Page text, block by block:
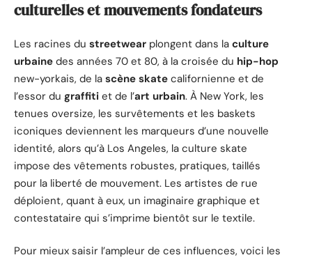
culturelles et mouvements fondateurs
Les racines du streetwear plongent dans la culture
urbaine des années 70 et 80, à la croisée du hip-hop
new-yorkais, de la scène skate californienne et de
l’essor du graffiti et de l’art urbain. À New York, les
tenues oversize, les survêtements et les baskets
iconiques deviennent les marqueurs d’une nouvelle
identité, alors qu’à Los Angeles, la culture skate
impose des vêtements robustes, pratiques, taillés
pour la liberté de mouvement. Les artistes de rue
déploient, quant à eux, un imaginaire graphique et
contestataire qui s’imprime bientôt sur le textile.
Pour mieux saisir l’ampleur de ces influences, voici les